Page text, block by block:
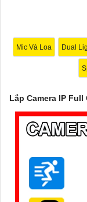
Mic Và Loa Dual
Lắp Camera IP Full